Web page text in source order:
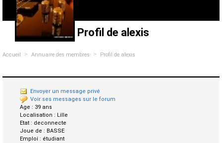
Profil de alexis
Accueil > Annuaire des membres > Profil de alexis
Envoyer un message privé
Voir ses messages sur le forum
Age : 39 ans
Localisation : Lille
Etat : deconnecte
Joue de : BASSE
Emploi : étudiant